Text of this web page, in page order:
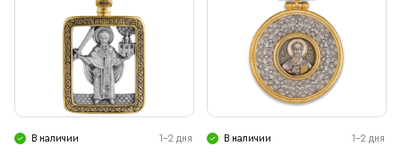
В наличии 1-2 дня В наличии 1-2 дня